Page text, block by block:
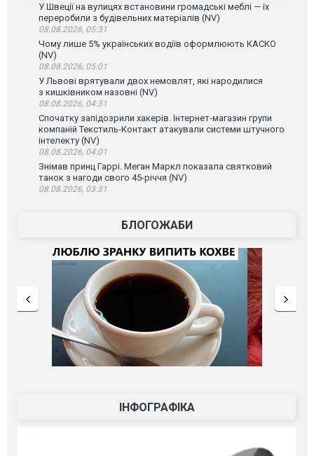
У Швеції на вулицях встановини громадські меблі — їх
переробили з будівельних матеріалів (NV)
08.08.2026, 05:31
Чому лише 5% українських водіїв оформлюють КАСКО
(NV)
08.08.2026, 05:01
У Львові врятували двох немовлят, які народилися
з кишківником назовні (NV)
08.08.2026, 04:31
Спочатку запідозрили хакерів. Інтернет-магазин групи
компаній Текстиль-Контакт атакували системи штучного
інтелекту (NV)
08.08.2026, 04:01
Знімав принц Гаррі. Меган Маркл показала святковий
танок з нагоди свого 45-річчя (NV)
08.08.2026, 03:31
БЛОГОЖАБИ
ІНФОГРАФІКА